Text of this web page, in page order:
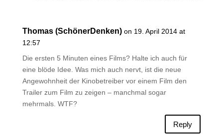
Thomas (SchönerDenken) on 19. April 2014 at
12:57
Die ersten 5 Minuten eines Films? Halte ich auch für
eine blöde Idee. Was mich auch nervt, ist die neue
Angewohnheit der Kinobetreiber vor einem Film den
Trailer zum Film zu zeigen – manchmal sogar
mehrmals. WTF?
Reply